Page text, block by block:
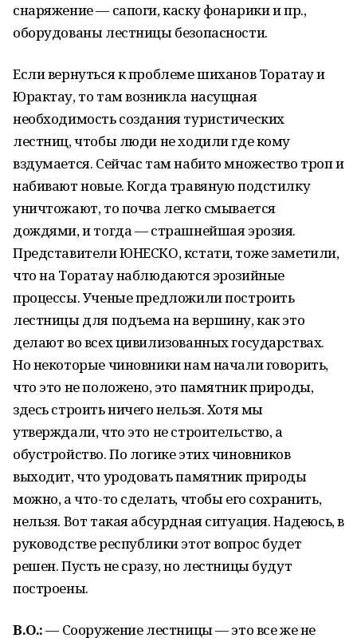
снаряжение — сапоги, каску фонарики и пр.,
оборудованы лестницы безопасности.
Если вернуться к проблеме шиханов Торатау и
Юрактау, то там возникла насущная
необходимость создания туристических
лестниц, чтобы люди не ходили где кому
вздумается. Сейчас там набито множество троп и
набивают новые. Когда травяную подстилку
уничтожают, то почва легко смывается
дождями, и тогда — страшнейшая эрозия.
Представители ЮНЕСКО, кстати, тоже заметили,
что на Торатау наблюдаются эрозийные
процессы. Ученые предложили построить
лестницы для подъема на вершину, как это
делают во всех цивилизованных государствах.
Но некоторые чиновники нам начали говорить,
что это не положено, это памятник природы,
здесь строить ничего нельзя. Хотя мы
утверждали, что это не строительство, а
обустройство. По логике этих чиновников
выходит, что уродовать памятник природы
можно, а что-то сделать, чтобы его сохранить,
нельзя. Вот такая абсурдная ситуация. Надеюсь, в
руководстве республики этот вопрос будет
решен. Пусть не сразу, но лестницы будут
построены.
В.О.:— Сооружение лестницы — это все же не